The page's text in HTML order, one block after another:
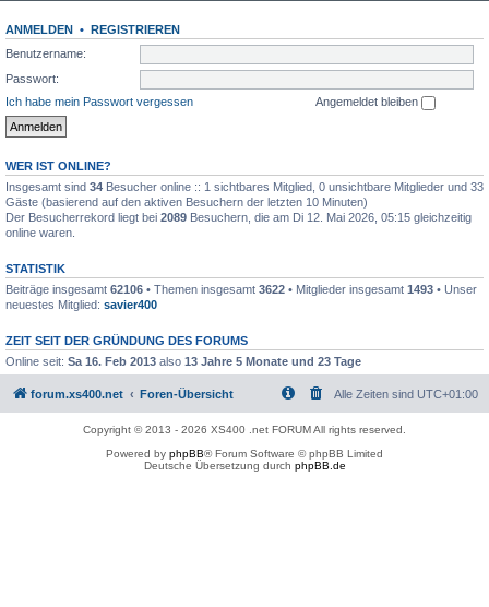
ANMELDEN • REGISTRIEREN
Benutzername:
Passwort:
Ich habe mein Passwort vergessen
Angemeldet bleiben
WER IST ONLINE?
Insgesamt sind 34 Besucher online :: 1 sichtbares Mitglied, 0 unsichtbare Mitglieder und 33
Gäste (basierend auf den aktiven Besuchern der letzten 10 Minuten)
Der Besucherrekord liegt bei 2089 Besuchern, die am Di 12. Mai 2026, 05:15 gleichzeitig
online waren.
STATISTIK
Beiträge insgesamt 62106 • Themen insgesamt 3622 • Mitglieder insgesamt 1493 • Unser
neuestes Mitglied: savier400
ZEIT SEIT DER GRÜNDUNG DES FORUMS
Online seit: Sa 16. Feb 2013 also 13 Jahre 5 Monate und 23 Tage
forum.xs400.net Foren-Übersicht Alle Zeiten sind UTC+01:00
Copyright © 2013 - 2026 XS400 .net FORUM All rights reserved.
Powered by phpBB® Forum Software © phpBB Limited
Deutsche Übersetzung durch phpBB.de